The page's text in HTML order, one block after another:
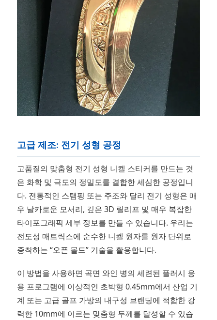
고급 제조: 전기 성형 공정
고품질의 맞춤형 전기 성형 니켈 스티커를 만드는 것
은 화학 및 극도의 정밀도를 결합한 세심한 공정입니
다. 전통적인 스탬핑 또는 주조와 달리 전기 성형은 매
우 날카로운 모서리, 깊은 3D 릴리프 및 매우 복잡한
타이포그래픽 세부 정보를 만들 수 있습니다. 우리는
전도성 매트릭스에 순수한 니켈 원자를 원자 단위로
증착하는 “오픈 몰드” 기술을 활용합니다.
이 방법을 사용하면 곡면 와인 병의 세련된 플러시 응
용 프로그램에 이상적인 초박형 0.45mm에서 산업 기
계 또는 고급 골프 가방의 내구성 브랜딩에 적합한 강
력한 10mm에 이르는 맞춤형 두께를 달성할 수 있습